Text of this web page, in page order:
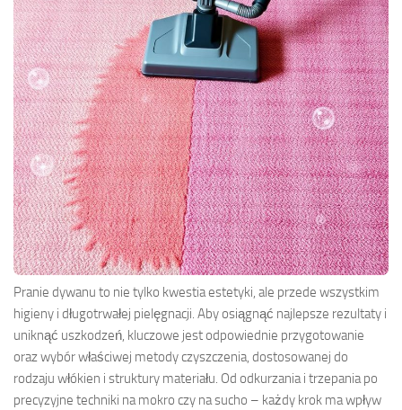
Pranie dywanu to nie tylko kwestia estetyki, ale przede wszystkim
higieny i długotrwałej pielęgnacji. Aby osiągnąć najlepsze rezultaty i
uniknąć uszkodzeń, kluczowe jest odpowiednie przygotowanie
oraz wybór właściwej metody czyszczenia, dostosowanej do
rodzaju włókien i struktury materiału. Od odkurzania i trzepania po
precyzyjne techniki na mokro czy na sucho – każdy krok ma wpływ